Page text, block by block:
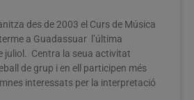
des de 2003 el Curs de Música
a Guadassuar l’última
juliol. Centra la seua activitat
de grup i en ell participen més
interessats per la interpretació